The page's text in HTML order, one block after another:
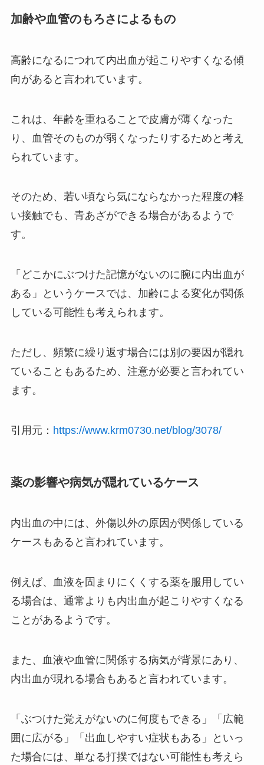
加齢や血管のもろさによるもの
高齢になるにつれて内出血が起こりやすくなる傾
向があると言われています。
これは、年齢を重ねることで皮膚が薄くなった
り、血管そのものが弱くなったりするためと考え
られています。
そのため、若い頃なら気にならなかった程度の軽
い接触でも、青あざができる場合があるようで
す。
「どこかにぶつけた記憶がないのに腕に内出血が
ある」というケースでは、加齢による変化が関係
している可能性も考えられます。
ただし、頻繁に繰り返す場合には別の要因が隠れ
ていることもあるため、注意が必要と言われてい
ます。
引用元： https://www.krm0730.net/blog/3078/
薬の影響や病気が隠れているケース
内出血の中には、外傷以外の原因が関係している
ケースもあると言われています。
例えば、血液を固まりにくくする薬を服用してい
る場合は、通常よりも内出血が起こりやすくなる
ことがあるようです。
また、血液や血管に関係する病気が背景にあり、
内出血が現れる場合もあると言われています。
「ぶつけた覚えがないのに何度もできる」「広範
囲に広がる」「出血しやすい症状もある」といっ
た場合には、単なる打撲ではない可能性も考えら